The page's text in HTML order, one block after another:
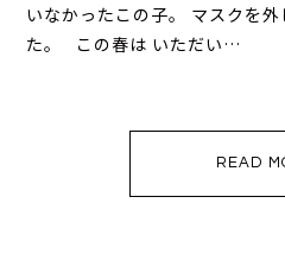
いなかったこの子。 マスクを
た。 この春は いただい…
READ